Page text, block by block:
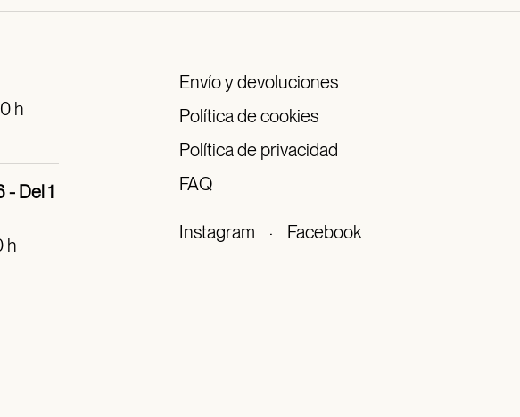
h
- Del 1
h
Envío y devoluciones
Política de cookies
Política de privacidad
FAQ
Instagram · Facebook